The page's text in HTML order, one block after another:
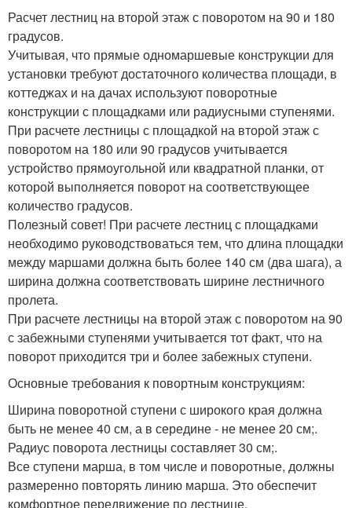
Расчет лестниц на второй этаж с поворотом на 90 и 180
градусов.
Учитывая, что прямые одномаршевые конструкции для
установки требуют достаточного количества площади, в
коттеджах и на дачах используют поворотные
конструкции с площадками или радиусными ступенями.
При расчете лестницы с площадкой на второй этаж с
поворотом на 180 или 90 градусов учитывается
устройство прямоугольной или квадратной планки, от
которой выполняется поворот на соответствующее
количество градусов.
Полезный совет! При расчете лестниц с площадками
необходимо руководствоваться тем, что длина площадки
между маршами должна быть более 140 см (два шага), а
ширина должна соответствовать ширине лестничного
пролета.
При расчете лестницы на второй этаж с поворотом на 90
с забежными ступенями учитывается тот факт, что на
поворот приходится три и более забежных ступени.
Основные требования к повортным конструкциям:
Ширина поворотной ступени с широкого края должна
быть не менее 40 см, а в середине - не менее 20 см;.
Радиус поворота лестницы составляет 30 см;.
Все ступени марша, в том числе и поворотные, должны
размеренно повторять линию марша. Это обеспечит
комфортное передвижение по лестнице.